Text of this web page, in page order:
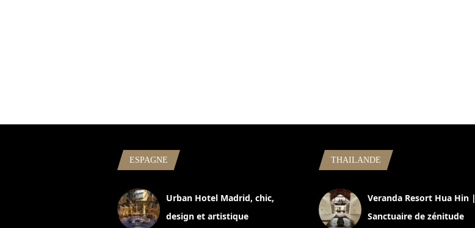
ESPAGNE
Urban Hotel Madrid, chic,
design et artistique
THAILANDE
Veranda Resort Hua Hin |
Sanctuaire de zénitude